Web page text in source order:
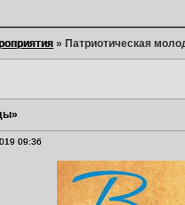
» Патриотическая
09:36